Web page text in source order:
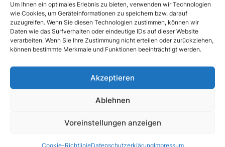
Um Ihnen ein optimales Erlebnis zu bieten, verwenden wir Technologien
wie Cookies, um Geräteinformationen zu speichern bzw. darauf
zuzugreifen. Wenn Sie diesen Technologien zustimmen, können wir
Daten wie das Surfverhalten oder eindeutige IDs auf dieser Website
verarbeiten. Wenn Sie Ihre Zustimmung nicht erteilen oder zurückziehen,
können bestimmte Merkmale und Funktionen beeinträchtigt werden.
Akzeptieren
Ablehnen
Voreinstellungen anzeigen
Cookie-RichtlinieDatenschutzerklärungImpressum
Zahlungsmöglichkeiten
Versandmöglichkeiten
Newsletter
ALLGEMEIN
Orchid Store Theme vonThemebeez